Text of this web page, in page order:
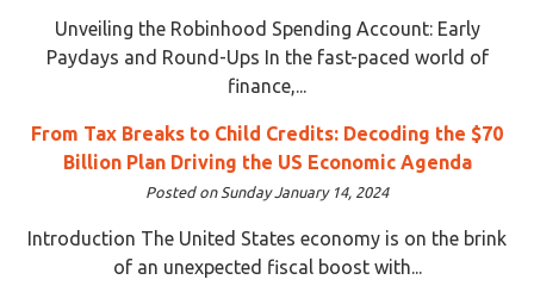
Unveiling the Robinhood Spending Account: Early
Paydays and Round-Ups In the fast-paced world of
finance,...
From Tax Breaks to Child Credits: Decoding the $70
Billion Plan Driving the US Economic Agenda
Posted on Sunday January 14, 2024
Introduction The United States economy is on the brink
of an unexpected fiscal boost with...